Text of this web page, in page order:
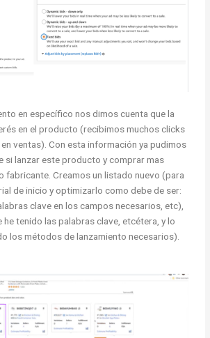
en específico nos dimos cuenta que la
en el producto (recibimos muchos clicks
ventas). Con esta información ya pudimos
si lanzar este producto y comprar mas
fabricante. Creamos un listado nuevo (para
de inicio y optimizarlo como debe de ser:
clave en los campos necesarios, etc),
he tenido las palabras clave, etcétera, y lo
los métodos de lanzamiento necesarios).